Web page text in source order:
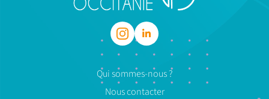
Qui sommes-nous ?
Nous contacter